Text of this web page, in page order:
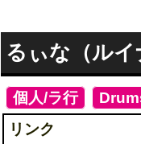
るぃな（ルイ
個人/ラ行]
リンク